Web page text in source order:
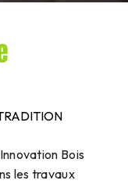
Bois
les travaux